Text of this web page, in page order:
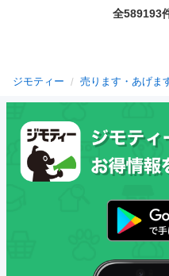
全589193
ジモティー 売ります・あげま